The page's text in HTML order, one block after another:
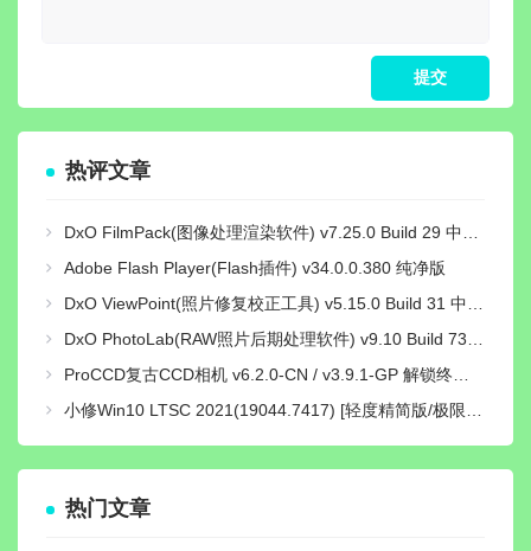
热评文章
DxO FilmPack(图像处理渲染软件) v7.25.0 Build 29 中文绿色激活版
Adobe Flash Player(Flash插件) v34.0.0.380 纯净版
DxO ViewPoint(照片修复校正工具) v5.15.0 Build 31 中文绿色便携版
DxO PhotoLab(RAW照片后期处理软件) v9.10 Build 736 中文激活版
ProCCD复古CCD相机 v6.2.0-CN / v3.9.1-GP 解锁终身pro会员版
小修Win10 LTSC 2021(19044.7417) [轻度精简版/极限精简版]
热门文章